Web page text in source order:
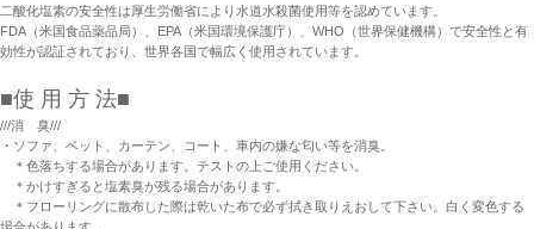
二酸化塩素の安全性は厚生労働省により水道水殺菌使用等を認めています。
FDA（米国食品薬品局）、EPA（米国環境保護庁）、WHO（世界保健機構）で安全性と有
効性が認証されており、世界各国で幅広く使用されています。
■使 用 方 法■
///消 臭///
・ソファ、ベット、カーテン、コート、車内の嫌な匂い等を消臭。
＊色落ちする場合があります。テストの上ご使用ください。
＊かけすぎると塩素臭が残る場合があります。
＊フローリングに散布した際は乾いた布で必ず拭き取りえおして下さい。白く変色する